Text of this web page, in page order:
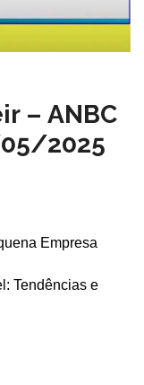
– ANBC
05/2025
Empresa
Tendências e